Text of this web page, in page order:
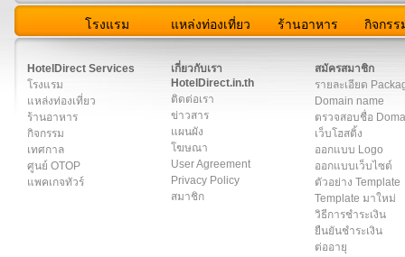
โรงแรม แหล่งท่องเที่ยว ร้านอาหาร กิจกรร
HotelDirect Services
โรงแรม
แหล่งท่องเที่ยว
ร้านอาหาร
กิจกรรม
เทศกาล
ศูนย์ OTOP
แพคเกจทัวร์
เกี่ยวกับเรา
HotelDirect.in.th
ติดต่อเรา
ข่าวสาร
แผนผัง
โฆษณา
User Agreement
Privacy Policy
สมาชิก
สมัครสมาชิก
รายละเอียด
Domain name
ตรวจสอบชื่อ
เว็บโฮสติ้ง
ออกแบบ Logo
ออกแบบเว็บไซต์
ตัวอย่าง Template
Template มาใหม่
วิธีการชำระเงิน
ยืนยันชำระเงิน
ต่ออายุ